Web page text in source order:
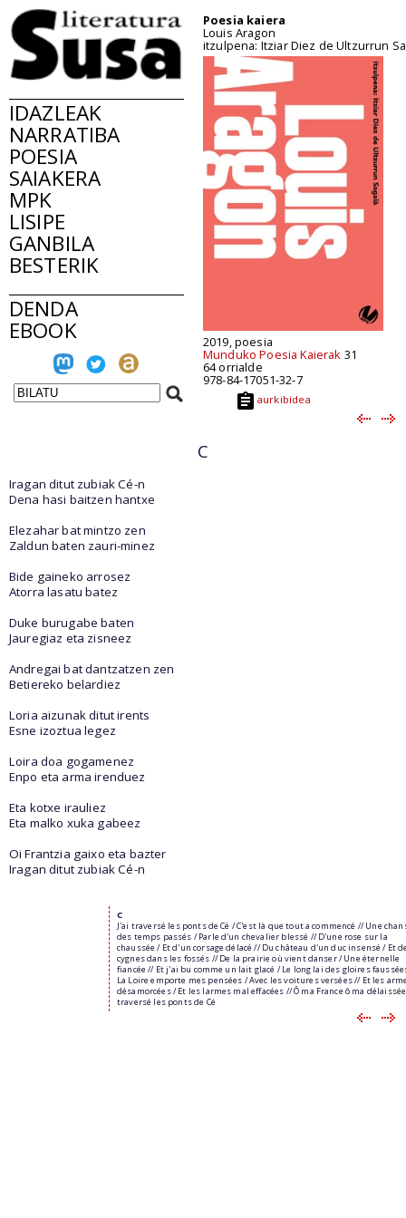
IDAZLEAK
NARRATIBA
POESIA
SAIAKERA
MPK
LISIPE
GANBILA
BESTERIK
DENDA
EBOOK
Poesia kaiera
Louis Aragon
itzulpena: Itziar Diez de Ultzurrun
2019, poesia
Munduko Poesia Kaierak 31
64 orrialde
978-84-17051-32-7
aurkibidea
C
Iragan ditut zubiak Cé-n
Dena hasi baitzen hantxe
Elezahar bat mintzo zen
Zaldun baten zauri-minez
Bide gaineko arrosez
Atorra lasatu batez
Duke burugabe baten
Jauregiaz eta zisneez
Andregai bat dantzatzen zen
Betiereko belardiez
Loria aizunak ditut irents
Esne izoztua legez
Loira doa gogamenez
Enpo eta arma irenduez
Eta kotxe irauliez
Eta malko xuka gabeez
Oi Frantzia gaixo eta bazter
Iragan ditut zubiak Cé-n
C
J'ai traversé les ponts de Cé / C'est là que tout a commencé // Une
des temps passés / Parle d'un chevalier blessé // D'une rose sur la
chaussée / Et d'un corsage délacé // Du château d'un duc insensé / Et
cygnes dans les fossés // De la prairie où vient danser / Une éternelle
fiancée // Et j'ai bu comme un lait glacé / Le long lai des gloires
La Loire emporte mes pensées / Avec les voitures versées // Et les
désamorcées / Et les larmes mal effacées // Ô ma France ô ma
traversé les ponts de Cé